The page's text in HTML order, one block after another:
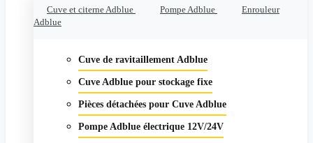
Cuve et citerne Adblue Pompe Adblue
Enrouleur
Adblue
Cuve de ravitaillement Adblue
Cuve Adblue pour stockage fixe
Pièces détachées pour Cuve Adblue
Pompe Adblue électrique 12V/24V